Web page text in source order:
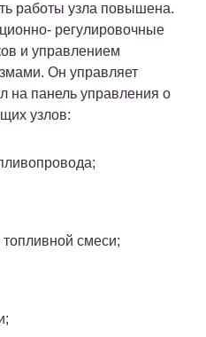
работы узла повышена.
регулировочные
и управлением
Он управляет
на панель управления о
узлов:
смеси;